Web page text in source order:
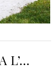
L’…